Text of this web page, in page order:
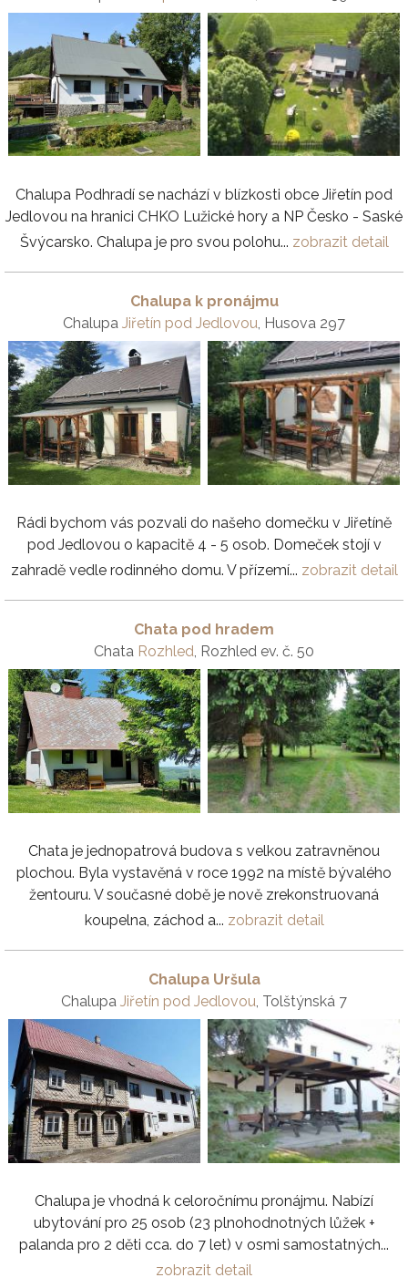
Chalupa Podhradí se nachází v blízkosti obce Jiřetín pod
Jedlovou na hranici CHKO Lužické hory a NP Česko - Saské
Švýcarsko. Chalupa je pro svou polohu... zobrazit detail
Chalupa k pronájmu
Chalupa Jiřetín pod Jedlovou , Husova 297
Rádi bychom vás pozvali do našeho domečku v Jiřetíně
pod Jedlovou o kapacitě 4 - 5 osob. Domeček stojí v
zahradě vedle rodinného domu. V přízemí... zobrazit detail
Chata pod hradem
Chata Rozhled , Rozhled ev. č. 50
Chata je jednopatrová budova s velkou zatravněnou
plochou. Byla vystavěná v roce 1992 na místě bývalého
žentouru. V současné době je nově zrekonstruovaná
koupelna, záchod a... zobrazit detail
Chalupa Uršula
Chalupa Jiřetín pod Jedlovou, Tolštýnská 7
Chalupa je vhodná k celoročnímu pronájmu. Nabízí
ubytování pro 25 osob (23 plnohodnotných lůžek +
palanda pro 2 děti cca. do 7 let) v osmi samostatných...
zobrazit detail